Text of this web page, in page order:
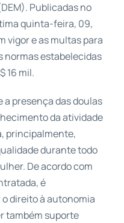
Publicadas no
quinta-feira, 09,
vigor e as multas para
normas estabelecidas
16 mil.
a presença das doulas
da atividade
principalmente,
durante todo
De acordo com
é
direito à autonomia
também suporte